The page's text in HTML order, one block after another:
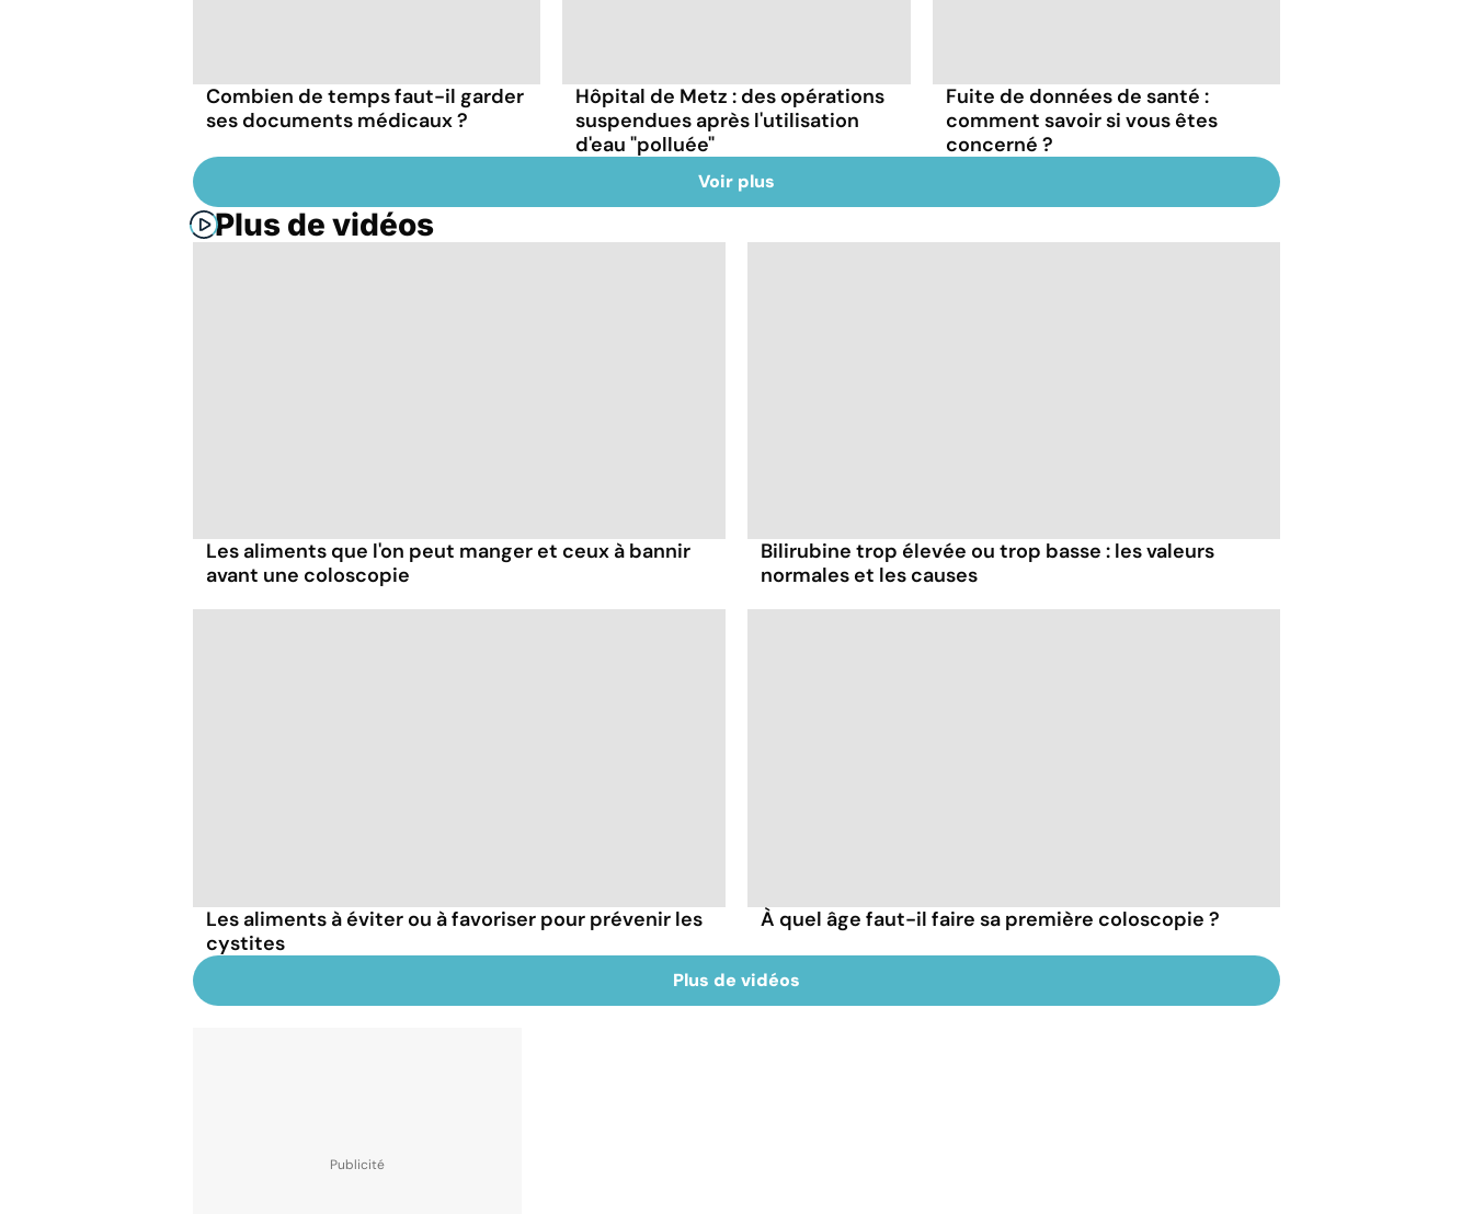
Combien de temps faut-il garder
ses documents médicaux ?
Hôpital de Metz : des opérations
suspendues après l'utilisation
d'eau "polluée"
Fuite de données de santé :
comment savoir si vous êtes
concerné ?
Voir plus
Plus de vidéos
Les aliments que l'on peut manger et ceux à bannir
avant une coloscopie
Bilirubine trop élevée ou trop basse : les valeurs
normales et les causes
Les aliments à éviter ou à favoriser pour prévenir les
cystites
À quel âge faut-il faire sa première coloscopie ?
Plus de vidéos